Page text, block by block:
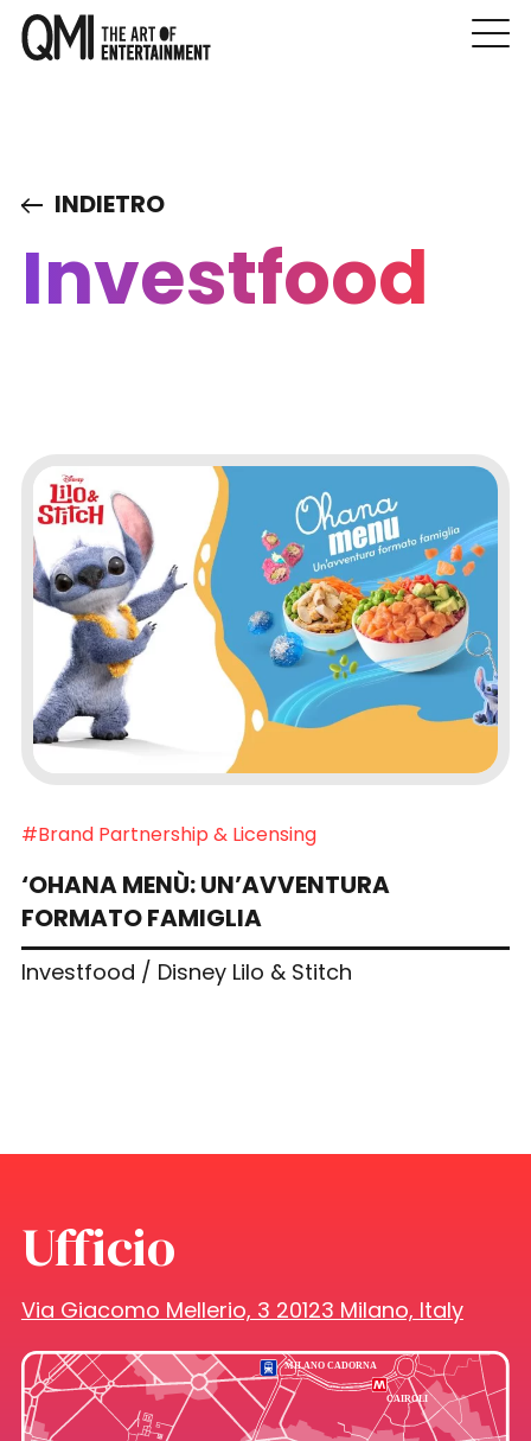
INDIETRO
Investfood
#Brand Partnership & Licensing
‘OHANA MENÙ: UN’AVVENTURA
FORMATO FAMIGLIA
Investfood / Disney Lilo & Stitch
Ufficio
Via Giacomo Mellerio, 3 20123 Milano, Italy